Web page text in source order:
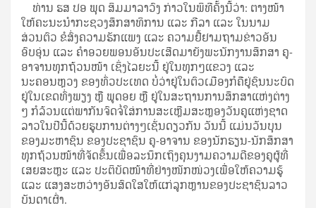
ທ່ານ ຮສ ປອ ພຸດ ສິມມາລາວົງ ກ່າວໃນພິທີຄັ້ງນີ້ວ່າ: ຕາງໜ້າ
ໃຫ້ຄະນະນໍາກະຊວງສຶກສາທິການ ແລະ ກີລາ ແລະ ໃນນາມ
ສ່ວນຕົວ ຂໍສົ່ງຄວາມຮັກແພງ ແລະ ຄວາມຢື້ຢາມຖາມຂ່າວອັນ
ອົບອຸ່ນ ແລະ ຄໍາອວຍພອນອັນປະເສີດມາຍັງພະນັກງານສຶກສາ ຄູ-
ອາຈານທຸກຖ້ວນໜ້າ ເຊິ່ງໄລຍະນີ້ ຢູ່ໃນທຸກໆແຂວງ ແລະ
ນະຄອນຫຼວງ ຂອງທົ່ວປະເທດ ບໍ່ວ່າຢູ່ໃນຕົວເມືອງກໍຄືຢູ່ຊົນນະບົດ
ຢູ່ໃນເຂດທົ່ງພຽງ ຫຼື ພູດອຍ ຫຼື ຢູ່ໃນສະຖານການສຶກສາແຫ່ງຕ່າງ
ໆ ກໍລ້ວນແຕ່ພາກັນຈົດຈໍ່ໃສ່ການສະເຫຼີມສະຫຼອງວັນຄູແຫ່ງຊາດ
ລາວໃນປີນີ້ດ້ວຍຮູບການຕ່າງໆເຊັ່ນດຽວກັນ ວັນນີ້ ແມ່ນວັນບຸນ
ຂອງມະຫາຊົນ ຂອງປະຊາຊົນ ຄູ-ອາຈານ ຂອງນັກຮຽນ-ນັກສຶກສາ
ທຸກຖ້ວນໜ້າທີ່ຈັດຂຶ້ນເພື່ອລະນຶກເຖິງຄຸນງາມຄວາມດີຂອງຄູຜູ້ທີ່
ເສຍສະຫຼະ ແລະ ປະຕິບັດໜ້າທີ່ຢ່າງໜັກໜ່ວງເພື່ອໃຫ້ຄວາມຮູ້
ແລະ ແສງສະຫວ່າງອັນສົດໃສໃຫ້ແກ່ລູກຫຼານຂອງປະຊາຊົນລາວ
ບັນດາເຜົ່າ.